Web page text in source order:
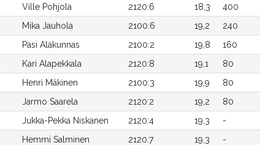
Ville Pohjola 2120:6 18,3 400
Mika Jauhola 2100:6 19,2 240
Pasi Alakunnas 2100:2 19,8 160
Kari Alapekkala 2120:8 19,1 80
Henri Mäkinen 2100:3 19,9 80
Jarmo Saarela 2120:2 19,2 80
Jukka-Pekka Niskanen 2120:4 19,3 -
Hemmi Salminen 2120:7 19,3 -